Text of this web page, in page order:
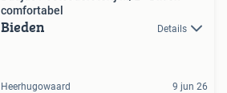
comfortabel
Bieden Details
Heerhugowaard 9 jun 26